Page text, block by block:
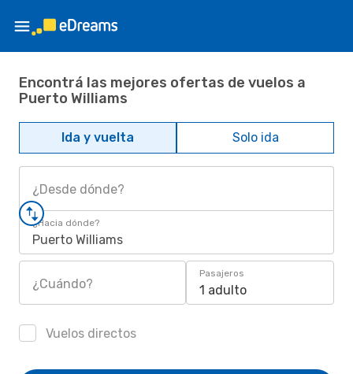
Encontrá las mejores ofertas de vuelos a
Puerto Williams
Ida y vuelta Solo ida
¿Desde dónde?
¿Hacia dónde?
Puerto Williams
¿Cuándo?
Pasajeros
1 adulto
Vuelos directos